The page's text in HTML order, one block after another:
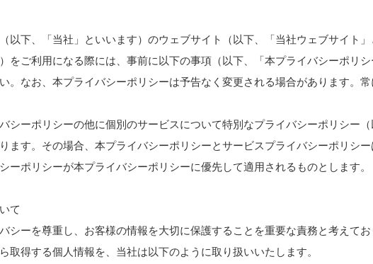
以下、「当社」といいます）のウェブサイト（以下、「当社ウェブサイト
をご利用になる際には、事前に以下の事項（以下、「本プライバシーポリ
。なお、本プライバシーポリシーは予告なく変更される場合があります。
シーポリシーの他に個別のサービスについて特別なプライバシーポリシー
ます。その場合、本プライバシーポリシーとサービスプライバシーポリシ
ーポリシーが本プライバシーポリシーに優先して適用されるものとします。
て
シーを尊重し、お客様の情報を大切に保護することを重要な責務と考えて
取得する個人情報を、当社は以下のように取り扱いいたします。